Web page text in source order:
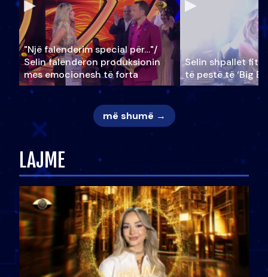
"Një falenderim special për…"/
Selin falënderon produksionin
mes emocionesh të forta
Selin shpallet
të pestë të ‘Big
më shumë →
LAJME